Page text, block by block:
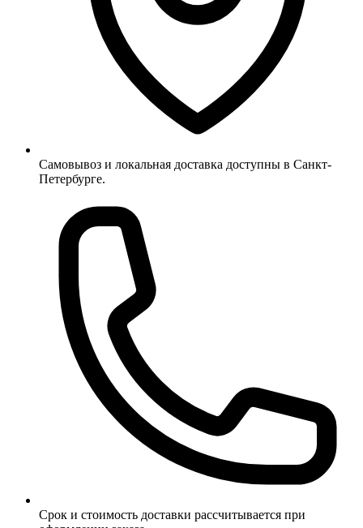
Самовывоз и локальная доставка доступны в Санкт-
Петербурге.
Срок и стоимость доставки рассчитывается при